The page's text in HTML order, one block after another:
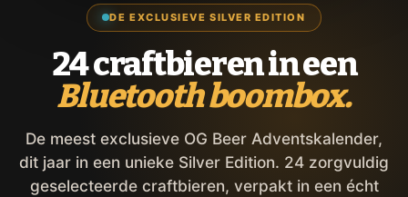
DE EXCLUSIEVE SILVER EDITION
24 craftbieren in een
Bluetooth boombox.
De meest exclusieve OG Beer Adventskalender,
dit jaar in een unieke Silver Edition. 24 zorgvuldig
geselecteerde craftbieren, verpakt in een écht